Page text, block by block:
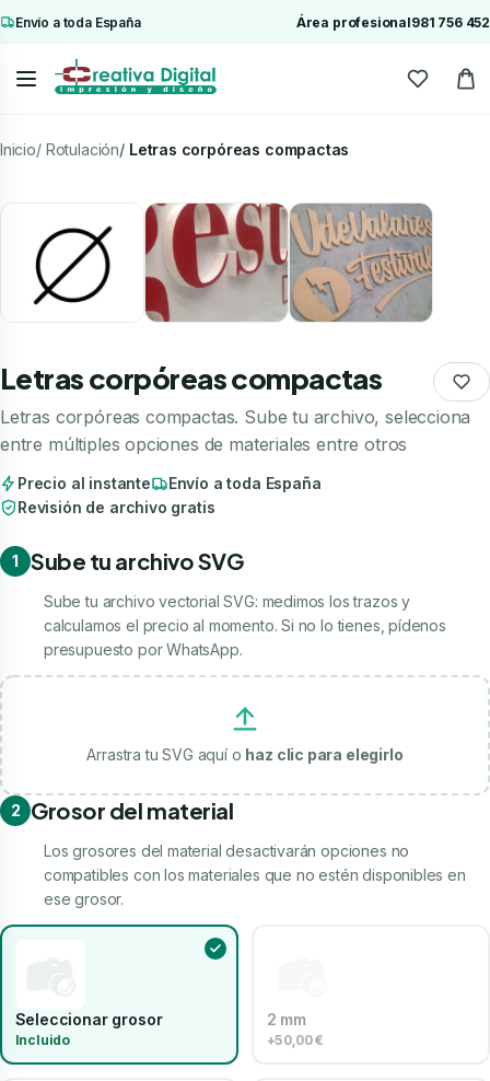
Envío a toda España Área profesional981 756 452
Inicio Rotulación Letras corpóreas compactas
Letras corpóreas compactas
Letras corpóreas compactas. Sube tu archivo, selecciona
entre múltiples opciones de materiales entre otros
Precio al instante
Envío a toda España
Revisión de archivo gratis
1 Sube tu archivo SVG
Sube tu archivo vectorial SVG: medimos los trazos y
calculamos el precio al momento. Si no lo tienes, pídenos
presupuesto por WhatsApp.
Arrastra tu SVG aquí o haz clic para elegirlo
2 Grosor del material
Los grosores del material desactivarán opciones no
compatibles con los materiales que no estén disponibles en
ese grosor.
Seleccionar grosor
Incluido
2 mm
+50,00 €